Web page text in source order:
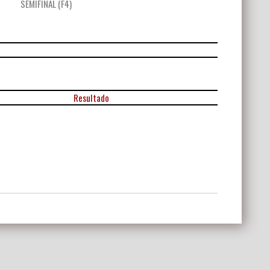
SEMIFINAL (F4)
Resultado